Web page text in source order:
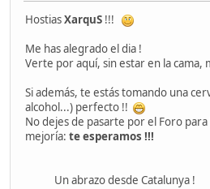
HostiasXarquS !!!
Me has alegrado el dia !
Verte por aquí, sin estar en la cama,
Si además, te estás tomando una
alcohol...) perfecto !!
No dejes de pasarte por el Foro
mejoría: te esperamos !!!
Un abrazo desde Catalunya !